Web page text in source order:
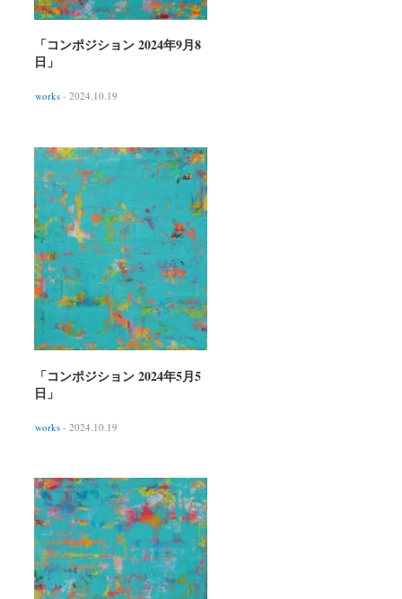
「コンポジション 2024年9月8
日」
works - 2024.10.19
「コンポジション 2024年5月5
日」
works - 2024.10.19